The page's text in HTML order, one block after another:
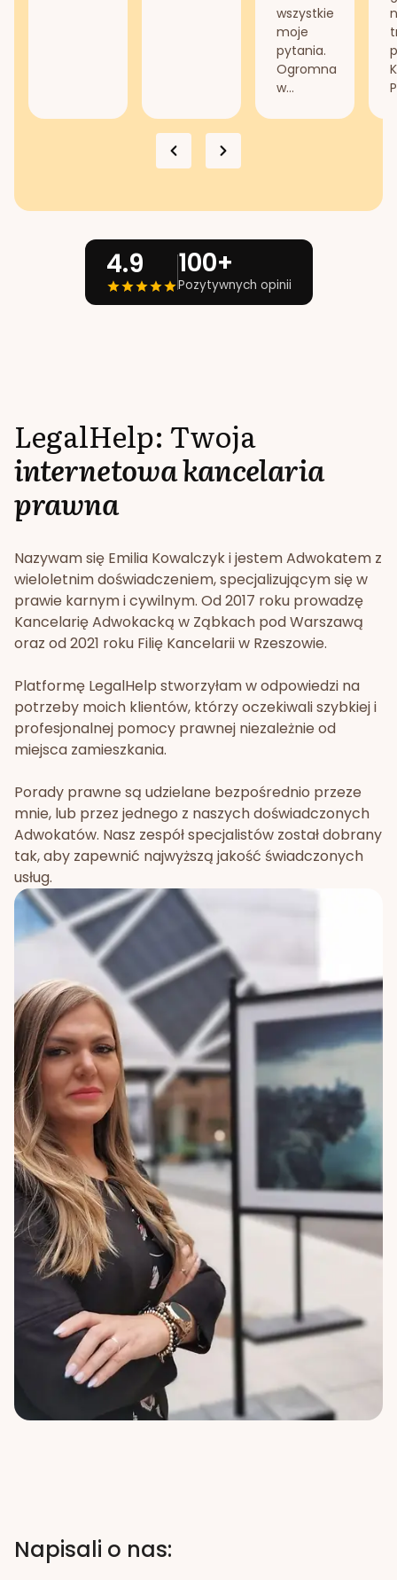
wszystkie
moje
pytania.
Ogromna
w...
4.9 100+
Pozytywnych opinii
LegalHelp: Twoja
internetowa kancelaria
prawna
Nazywam się Emilia Kowalczyk i jestem Adwokatem z
wieloletnim doświadczeniem, specjalizującym się w
prawie karnym i cywilnym. Od 2017 roku prowadzę
Kancelarię Adwokacką w Ząbkach pod Warszawą
oraz od 2021 roku Filię Kancelarii w Rzeszowie.
Platformę LegalHelp stworzyłam w odpowiedzi na
potrzeby moich klientów, którzy oczekiwali szybkiej i
profesjonalnej pomocy prawnej niezależnie od
miejsca zamieszkania.
Porady prawne są udzielane bezpośrednio przeze
mnie, lub przez jednego z naszych doświadczonych
Adwokatów. Nasz zespół specjalistów został dobrany
tak, aby zapewnić najwyższą jakość świadczonych
usług.
Napisali o nas: